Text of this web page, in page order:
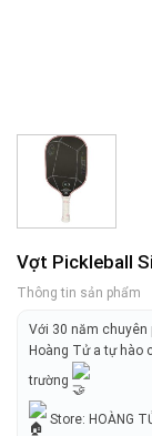
Vợt Pickleball
Thông tin sản phẩm
Với 30 năm chuyên
Hoàng Tử a tự hào
trường
Store: HOÀNG